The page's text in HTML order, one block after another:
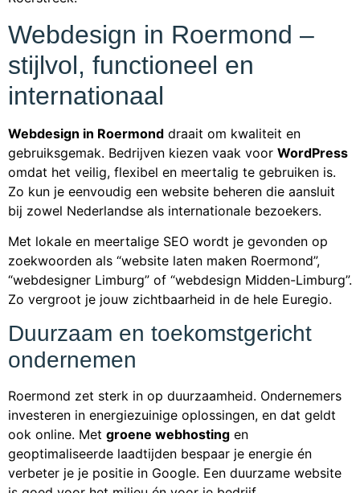
Webdesign in Roermond –
stijlvol, functioneel en
internationaal
Webdesign in Roermond draait om kwaliteit en
gebruiksgemak. Bedrijven kiezen vaak voor WordPress
omdat het veilig, flexibel en meertalig te gebruiken is.
Zo kun je eenvoudig een website beheren die aansluit
bij zowel Nederlandse als internationale bezoekers.
Met lokale en meertalige SEO wordt je gevonden op
zoekwoorden als “website laten maken Roermond”,
“webdesigner Limburg” of “webdesign Midden-Limburg”.
Zo vergroot je jouw zichtbaarheid in de hele Euregio.
Duurzaam en toekomstgericht
ondernemen
Roermond zet sterk in op duurzaamheid. Ondernemers
investeren in energiezuinige oplossingen, en dat geldt
ook online. Met groene webhosting en
geoptimaliseerde laadtijden bespaar je energie én
verbeter je je positie in Google. Een duurzame website